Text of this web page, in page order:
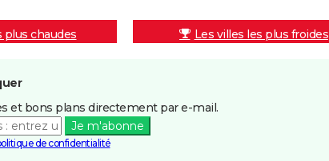
plus chaudes Les villes les plus froides
et bons plans directement par e-mail.
Je m'abonne
de confidentialité